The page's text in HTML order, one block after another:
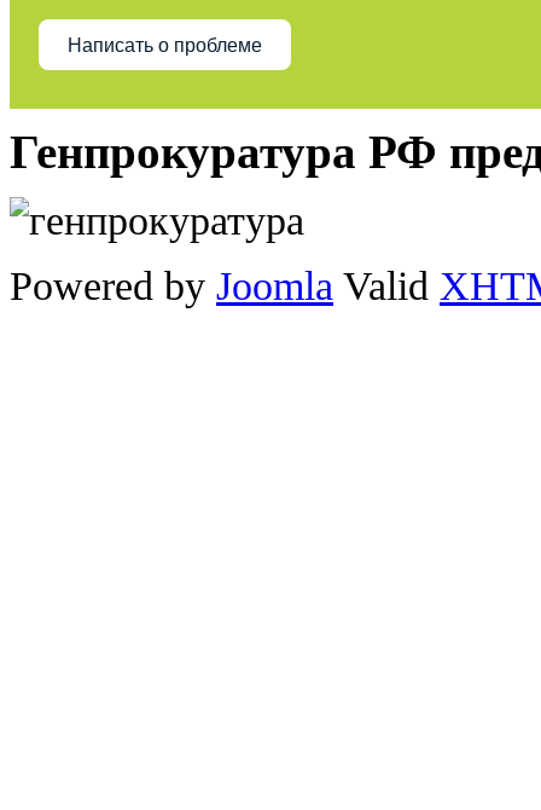
Написать о проблеме
Генпрокуратура РФ
Powered by Joomla Valid